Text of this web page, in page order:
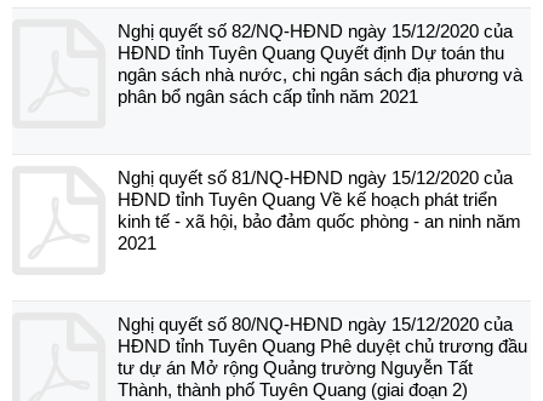
Nghị quyết số 82/NQ-HĐND ngày 15/12/2020 của
HĐND tỉnh Tuyên Quang Quyết định Dự toán thu
ngân sách nhà nước, chi ngân sách địa phương và
phân bổ ngân sách cấp tỉnh năm 2021
Nghị quyết số 81/NQ-HĐND ngày 15/12/2020 của
HĐND tỉnh Tuyên Quang Về kế hoạch phát triển
kinh tế - xã hội, bảo đảm quốc phòng - an ninh năm
2021
Nghị quyết số 80/NQ-HĐND ngày 15/12/2020 của
HĐND tỉnh Tuyên Quang Phê duyệt chủ trương đầu
tư dự án Mở rộng Quảng trường Nguyễn Tất
Thành, thành phố Tuyên Quang (giai đoạn 2)